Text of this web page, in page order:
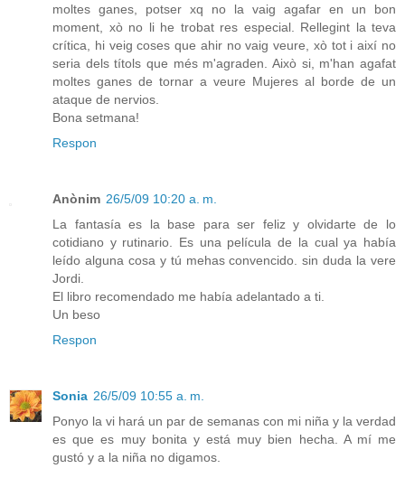
moltes ganes, potser xq no la vaig agafar en un bon
moment, xò no li he trobat res especial. Rellegint la teva
crítica, hi veig coses que ahir no vaig veure, xò tot i així no
seria dels títols que més m'agraden. Això si, m'han agafat
moltes ganes de tornar a veure Mujeres al borde de un
ataque de nervios.
Bona setmana!
Respon
Anònim 26/5/09 10:20 a. m.
La fantasía es la base para ser feliz y olvidarte de lo
cotidiano y rutinario. Es una película de la cual ya había
leído alguna cosa y tú mehas convencido. sin duda la vere
Jordi.
El libro recomendado me había adelantado a ti.
Un beso
Respon
Sonia 26/5/09 10:55 a. m.
Ponyo la vi hará un par de semanas con mi niña y la verdad
es que es muy bonita y está muy bien hecha. A mí me
gustó y a la niña no digamos.